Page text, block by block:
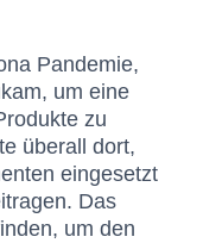
Pandemie,
um eine
zu
überall dort,
eingesetzt
Das
um den